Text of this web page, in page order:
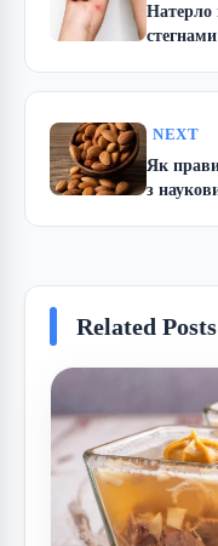
Натерло
NEXT
Як
з
Related Posts